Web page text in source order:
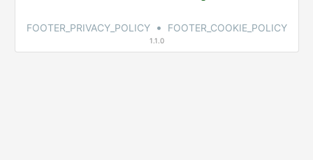
FOOTER_PRIVACY_POLICY • FOOTER_COOKIE_POLICY
1.1.0